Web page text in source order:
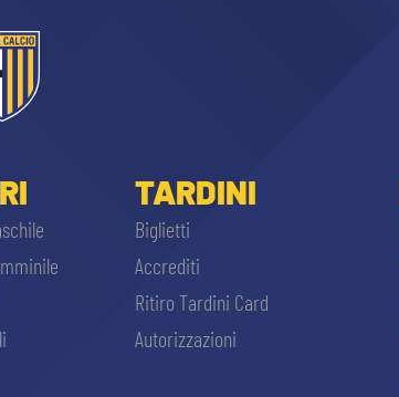
TARDINI
Biglietti
Accrediti
Ritiro Tardini Card
Autorizzazioni